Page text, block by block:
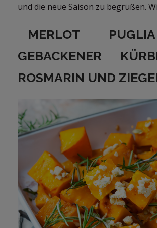
und die neue Saison zu begrüßen.
MERLOT
GEBACKENER
ROSMARIN UND